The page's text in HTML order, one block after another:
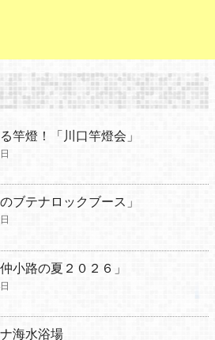
竿燈！「川口竿燈会」
ブテナロックブース」
小路の夏２０２６」
海水浴場